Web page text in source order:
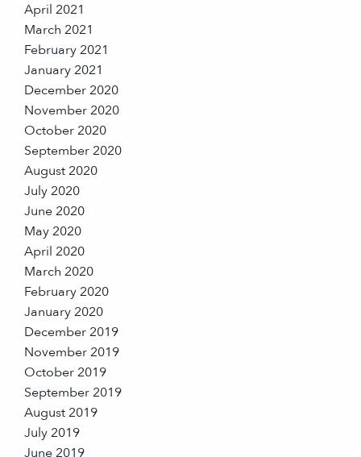
April 2021
March 2021
February 2021
January 2021
December 2020
November 2020
October 2020
September 2020
August 2020
July 2020
June 2020
May 2020
April 2020
March 2020
February 2020
January 2020
December 2019
November 2019
October 2019
September 2019
August 2019
July 2019
June 2019